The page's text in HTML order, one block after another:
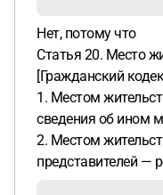
Нет, потому что
Статья 20. Место
[Гражданский
1. Местом
сведения об ином
2. Местом
представителей —